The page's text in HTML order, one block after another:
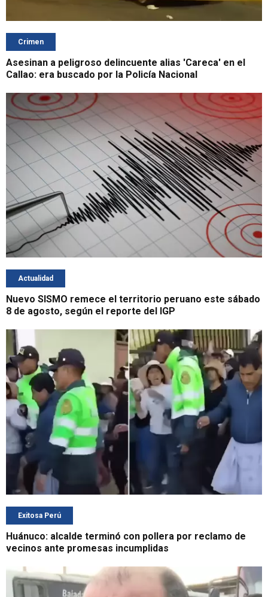
Crimen
Asesinan a peligroso delincuente alias 'Careca' en el
Callao: era buscado por la Policía Nacional
Actualidad
Nuevo SISMO remece el territorio peruano este sábado
8 de agosto, según el reporte del IGP
Exitosa Perú
Huánuco: alcalde terminó con pollera por reclamo de
vecinos ante promesas incumplidas